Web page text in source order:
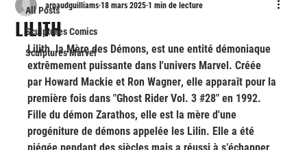
All Posts
Sculptures Comics
Sculptures Marvel
LILITH
arnaudguilliams 18 mars 2025 1 min de lecture
Lilith, la Mère des Démons, est une entité démoniaque
extrêmement puissante dans l'univers Marvel. Créée
par Howard Mackie et Ron Wagner, elle apparaît pour la
première fois dans "Ghost Rider Vol. 3 #28" en 1992.
Fille du démon Zarathos, elle est la mère d'une
progéniture de démons appelée les Lilin. Elle a été